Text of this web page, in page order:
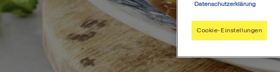
Datenschutzerklärung
Cookie-Einstellungen